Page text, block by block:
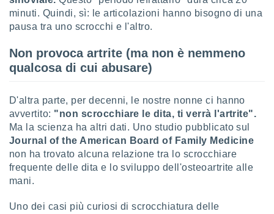
quali la
web,
e
di
dati
sulla
al quale
minuti. Quindi, sì: le articolazioni hanno bisogno di una
pausa tra uno scrocchi e l'altro.
Non provoca artrite (ma non è nemmeno
qualcosa di cui abusare)
D'altra parte, per decenni, le nostre nonne ci hanno
avvertito: "non scrocchiare le dita, ti verrà l'artrite".
Ma la scienza ha altri dati. Uno studio pubblicato sul
Journal of the American Board of Family Medicine
non ha trovato alcuna relazione tra lo scrocchiare
frequente delle dita e lo sviluppo dell'osteoartrite alle
mani.
Uno dei casi più curiosi di scrocchiatura delle